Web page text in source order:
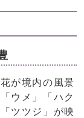
が境内の風景
ウメ」「ハク
ツツジ」が映